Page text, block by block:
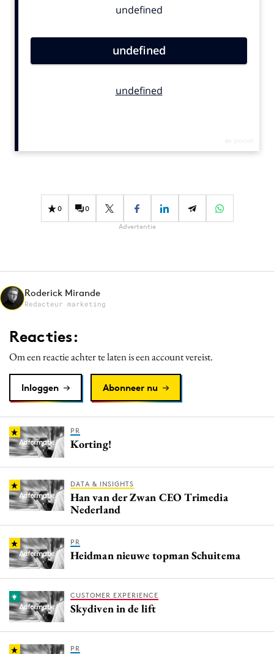
Contentmarketing
Effectiviteit
Gedragsverandering
Martech
Media
Merkstrategie
Programmatic
Purpose Marketing
Reputatie & crisis
0 0
Advertentie
Roderick Mirande
Redacteur marketing
Reacties:
Om een reactie achter te laten is een account vereist.
Inloggen Abonneer nu
PR
Korting!
DATA & INSIGHTS
Han van der Zwan CEO Trimedia
Nederland
PR
Heidman nieuwe topman Schuitema
CUSTOMER EXPERIENCE
Skydiven in de lift
PR